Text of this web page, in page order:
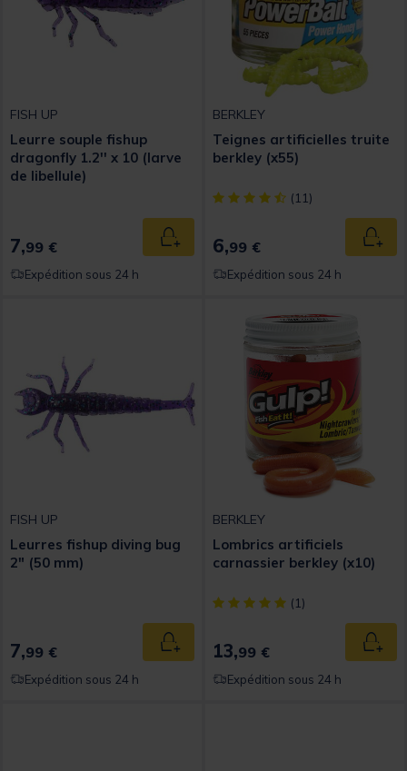
FISH UP
Leurre souple fishup
dragonfly 1.2'' x 10 (larve
de libellule)
7,99 € Ajouter au panier
Expédition sous 24 h
BERKLEY
Teignes artificielles truite
berkley (x55)
[object Object] out of 5
(11)
6,99 €
Expédition sous 24 h
FISH UP
Leurres fishup diving bug
2" (50 mm)
7,99 € Ajouter au panier
Expédition sous 24 h
BERKLEY
Lombrics artificiels
carnassier berkley (x10)
[object Object] out of 5
(1)
13,99 €
Expédition sous 24 h